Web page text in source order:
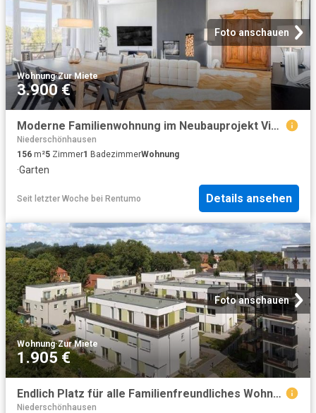
Foto anschauen
Wohnung·Zur Miete
3.900 €
Moderne Familienwohnung im Neubauprojekt Victoria Gärten
Niederschönhausen
156 m²5 Zimmer1 BadezimmerWohnung
·Garten
Seit letzter Woche bei Rentumo Details ansehen
Foto anschauen
Wohnung·Zur Miete
1.905 €
Endlich Platz für alle Familienfreundliches Wohnen
Niederschönhausen